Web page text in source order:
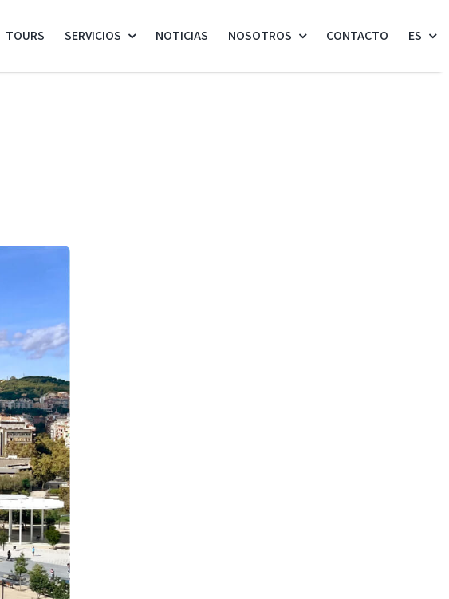
TOURS SERVICIOS NOTICIAS NOSOTROS CONTACTO ES